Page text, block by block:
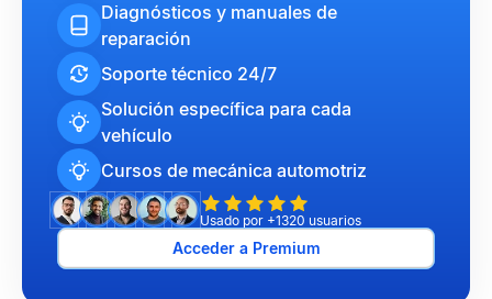
Diagnósticos y manuales de
reparación
Soporte técnico 24/7
Solución específica para cada
vehículo
Cursos de mecánica automotriz
Usado por +1320 usuarios
Acceder a Premium